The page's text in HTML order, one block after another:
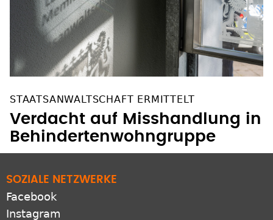
STAATSANWALTSCHAFT ERMITTELT
Verdacht auf Misshandlung in
Behindertenwohngruppe
SOZIALE NETZWERKE
Facebook
Instagram